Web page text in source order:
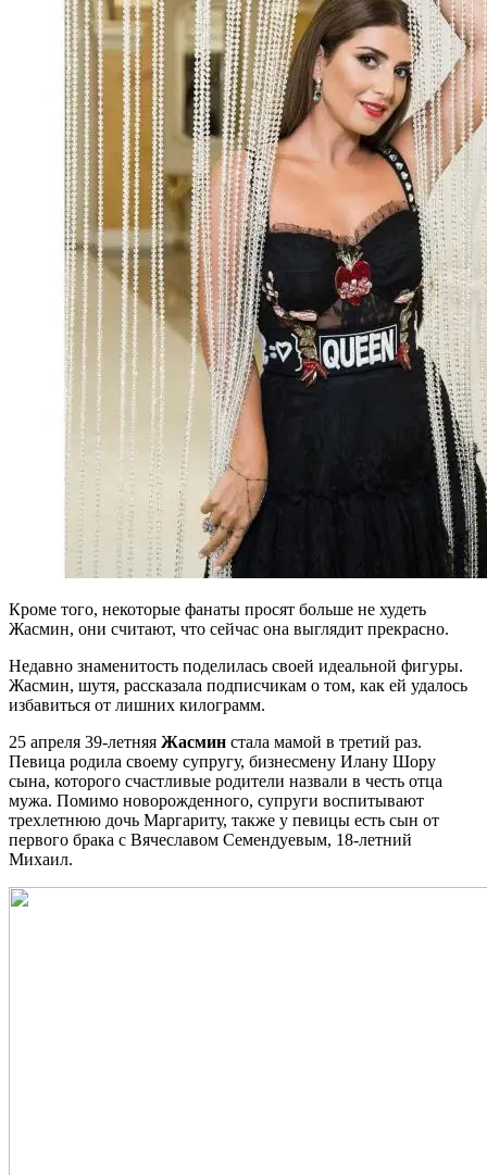
Кроме того, некоторые фанаты просят больше не худеть
Жасмин, они считают, что сейчас она выглядит прекрасно.
Недавно знаменитость поделилась своей идеальной фигуры.
Жасмин, шутя, рассказала подписчикам о том, как ей удалось
избавиться от лишних килограмм.
25 апреля 39-летняя Жасмин стала мамой в третий раз.
Певица родила своему супругу, бизнесмену Илану Шору
сына, которого счастливые родители назвали в честь отца
мужа. Помимо новорожденного, супруги воспитывают
трехлетнюю дочь Маргариту, также у певицы есть сын от
первого брака с Вячеславом Семендуевым, 18-летний
Михаил.